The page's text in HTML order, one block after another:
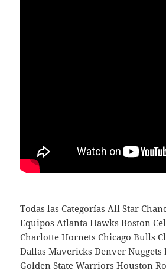
Todas las Categorías All Star
Equipos Atlanta Hawks Boston
Charlotte Hornets Chicago Bulls
Dallas Mavericks Denver Nuggets
Golden State Warriors Houston